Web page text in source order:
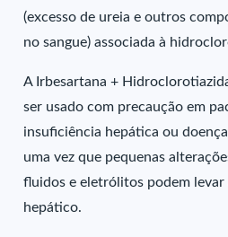
(excesso de ureia e outros
no sangue) associada à
A Irbesartana +
ser usado com precaução em
insuficiência hepática ou
uma vez que pequenas
fluidos e eletrólitos podem levar
hepático.